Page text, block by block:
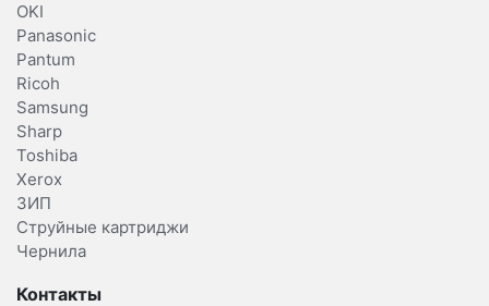
OKI
Panasonic
Pantum
Ricoh
Samsung
Sharp
Toshiba
Xerox
ЗИП
Струйные картриджи
Чернила
Контакты